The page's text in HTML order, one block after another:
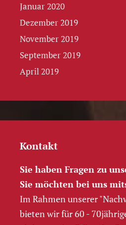
Januar 2020
Dezember 2019
November 2019
September 2019
April 2019
Kontakt
Sie haben Fragen zu
Sie möchten bei uns
Im Rahmen unserer
bieten wir für 60 -